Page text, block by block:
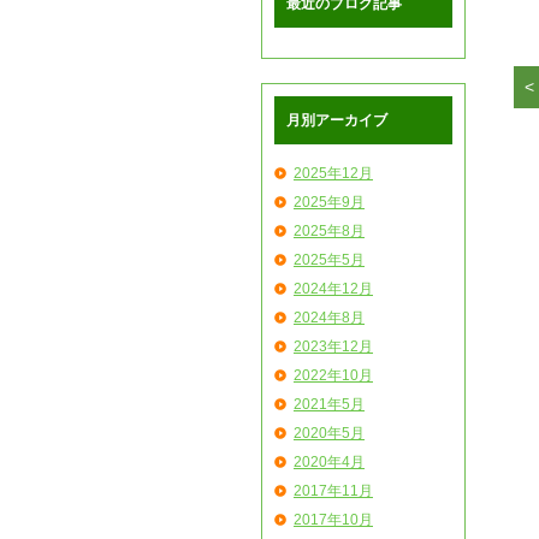
最近のブログ記事
月別アーカイブ
2025年12月
2025年9月
2025年8月
2025年5月
2024年12月
2024年8月
2023年12月
2022年10月
2021年5月
2020年5月
2020年4月
2017年11月
2017年10月